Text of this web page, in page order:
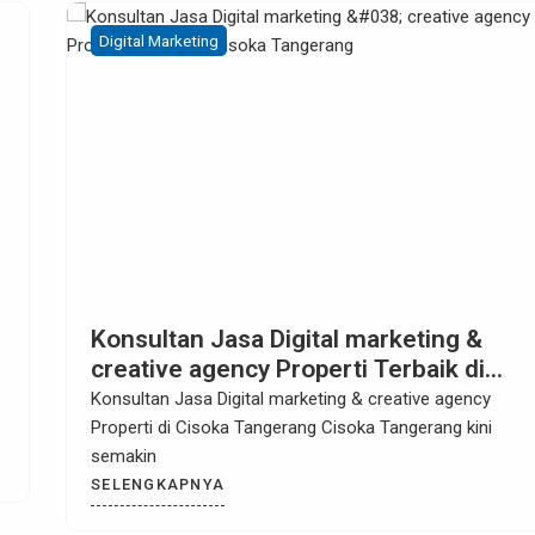
Digital Marketing
Konsultan Jasa Digital marketing &
creative agency Properti di Sentul Bogor
Konsultan Jasa Digital marketing & creative agency
Properti di Sentul Bogor Sentul Bogor sudah lama
SELENGKAPNYA